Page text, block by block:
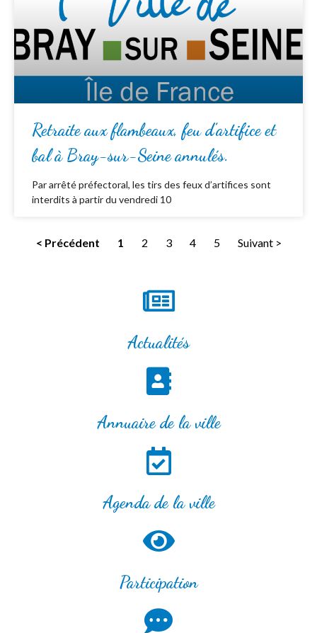
Retraite aux flambeaux, feu d’artifice et
bal à Bray-sur-Seine annulés.
Par arrêté préfectoral, les tirs des feux d’artifices sont
interdits à partir du vendredi 10
< Précédent 1 2 3 4 5 Suivant >
Actualités
Annuaire de la ville
Agenda de la ville
Participation